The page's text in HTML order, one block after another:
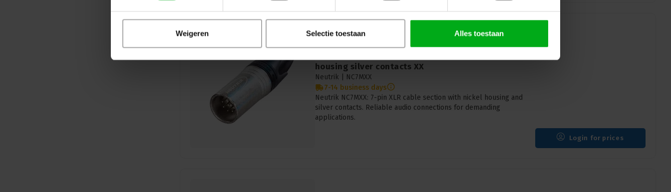
Weigeren Selectie toestaan Alles toestaan
housing silver contacts XX
Neutrik |
NC7MXX
7-14 business days
Neutrik NC7MXX: 7-pin XLR cable section with nickel housing and
silver contacts. Reliable audio connections for demanding
applications.
Login for prices